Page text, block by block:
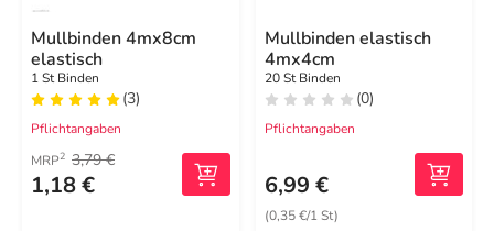
Mullbinden 4mx8cm
elastisch
1 St Binden
(3)
Pflichtangaben
MRP2 3,79 €
1,18 €
Mullbinden elastisch
4mx4cm
20 St Binden
(0)
Pflichtangaben
6,99 €
(0,35 €/1 St)